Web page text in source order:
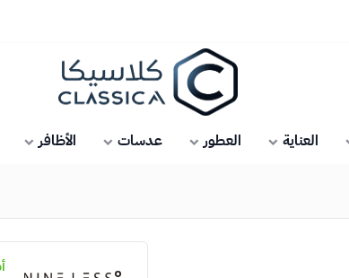
كلاسيكا
العناية العطور عدسات الأظافر